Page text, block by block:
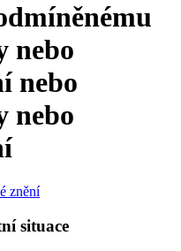
nebo
nebo
nebo
znění
situace